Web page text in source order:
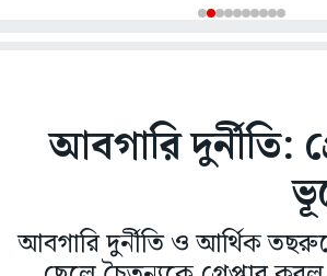
আবগারি দুর্নীতি:
আবগারি দুর্নীতি ও আর্থিক